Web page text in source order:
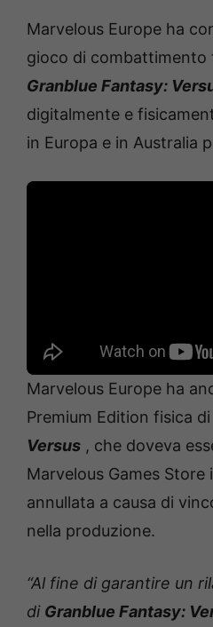
Marvelous Europe ha
gioco di combattimento
Granblue Fantasy:
digitalmente e
in Europa e in Australia
Marvelous Europe ha
Premium Edition fisica di
Versus , che doveva
Marvelous Games Store
annullata a causa di
nella produzione.
“Al fine di garantire un
di Granblue Fantasy: